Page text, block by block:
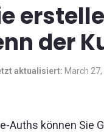
der
aktualisiert: March
Auths können Sie